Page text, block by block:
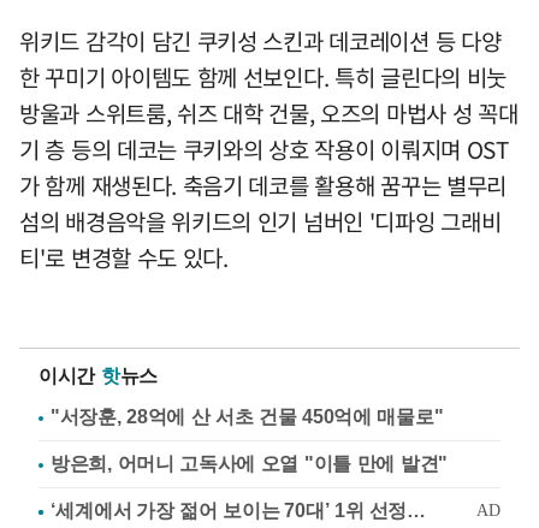
위키드 감각이 담긴 쿠키성 스킨과 데코레이션 등 다양
한 꾸미기 아이템도 함께 선보인다. 특히 글린다의 비눗
방울과 스위트룸, 쉬즈 대학 건물, 오즈의 마법사 성 꼭대
기 층 등의 데코는 쿠키와의 상호 작용이 이뤄지며 OST
가 함께 재생된다. 축음기 데코를 활용해 꿈꾸는 별무리
섬의 배경음악을 위키드의 인기 넘버인 '디파잉 그래비
티'로 변경할 수도 있다.
이시간 핫뉴스
"서장훈, 28억에 산 서초 건물 450억에 매물로"
방은희, 어머니 고독사에 오열 "이틀 만에 발견"